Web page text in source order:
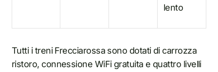
lento
Tutti i treni Frecciarossa sono dotati di carrozza
ristoro, connessione WiFi gratuita e quattro livelli